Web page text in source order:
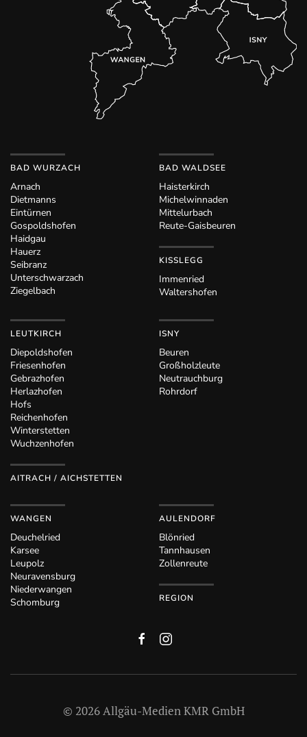
BAD WURZACH
Arnach
Dietmanns
Eintürnen
Gospoldshofen
Haidgau
Hauerz
Seibranz
Unterschwarzach
Ziegelbach
BAD WALDSEE
Haisterkirch
Michelwinnaden
Mittelurbach
Reute-Gaisbeuren
KISSLEGG
Immenried
Waltershofen
LEUTKIRCH
Diepoldshofen
Friesenhofen
Gebrazhofen
Herlazhofen
Hofs
Reichenhofen
Winterstetten
Wuchzenhofen
AITRACH / AICHSTETTEN
ISNY
Beuren
Großholzleute
Neutrauchburg
Rohrdorf
WANGEN
Deuchelried
Karsee
Leupolz
Neuravensburg
Niederwangen
Schomburg
AULENDORF
Blönried
Tannhausen
Zollenreute
REGION
© 2026Allgäu-Medien KMR GmbH